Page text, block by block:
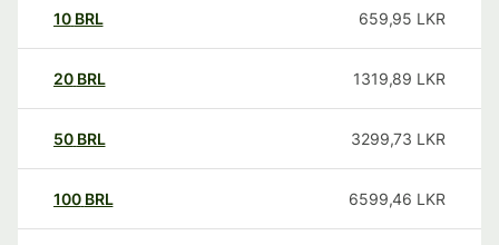
10 BRL 659,95 LKR
20 BRL 1319,89 LKR
50 BRL 3299,73 LKR
100 BRL 6599,46 LKR